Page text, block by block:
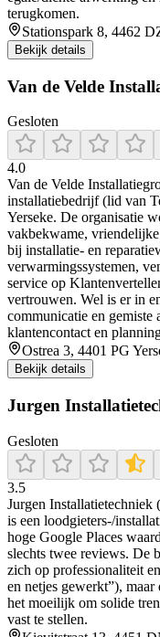
terugkomen.
Stationspark 8, 4462
Bekijk details
Van de Velde
Gesloten
4.0
Van de Velde
installatiebedrijf (lid van
Yerseke. De organisatie
vakbekwame,
bij installatie- en
verwarmingssystemen,
service op
vertrouwen. Wel is er in
communicatie en gemiste
klantencontact en
Ostrea 3, 4401 PG
Bekijk details
Jurgen
Gesloten
3.5
Jurgen
is een loodgieters-/
hoge Google Places
slechts twee reviews. De
zich op professionaliteit
en netjes gewerkt”),
het moeilijk om solide
vast te stellen.